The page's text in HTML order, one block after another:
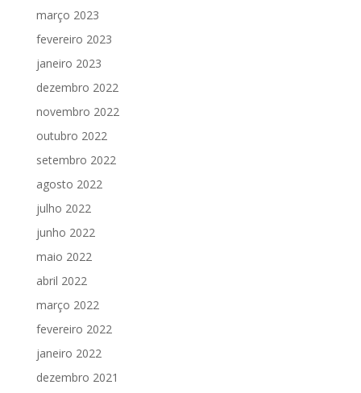
março 2023
fevereiro 2023
janeiro 2023
dezembro 2022
novembro 2022
outubro 2022
setembro 2022
agosto 2022
julho 2022
junho 2022
maio 2022
abril 2022
março 2022
fevereiro 2022
janeiro 2022
dezembro 2021